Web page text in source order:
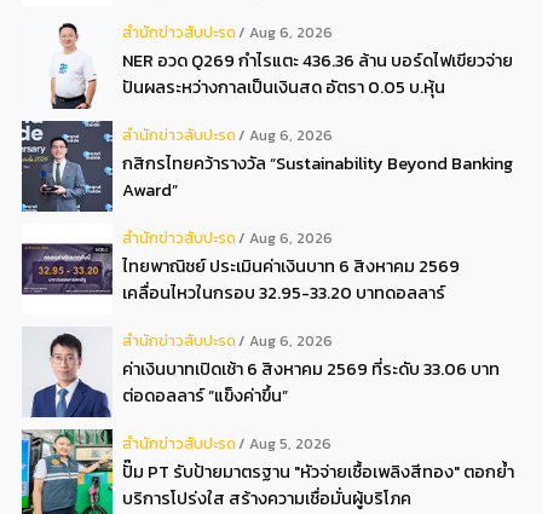
สํานักข่าวสับปะรด Aug 6, 2026
NER อวด Q269 กำไรแตะ 436.36 ล้าน บอร์ดไฟเขียวจ่าย
ปันผลระหว่างกาลเป็นเงินสด อัตรา 0.05 บ.หุ้น
สํานักข่าวสับปะรด Aug 6, 2026
กสิกรไทยคว้ารางวัล “Sustainability Beyond Banking
Award”
สํานักข่าวสับปะรด Aug 6, 2026
ไทยพาณิชย์ ประเมินค่าเงินบาท 6 สิงหาคม 2569
เคลื่อนไหวในกรอบ 32.95-33.20 บาทดอลลาร์
สํานักข่าวสับปะรด Aug 6, 2026
ค่าเงินบาทเปิดเช้า 6 สิงหาคม 2569 ที่ระดับ 33.06 บาท
ต่อดอลลาร์ “แข็งค่าขึ้น”
สํานักข่าวสับปะรด Aug 5, 2026
ปั๊ม PT รับป้ายมาตรฐาน "หัวจ่ายเชื้อเพลิงสีทอง" ตอกย้ำ
บริการโปร่งใส สร้างความเชื่อมั่นผู้บริโภค